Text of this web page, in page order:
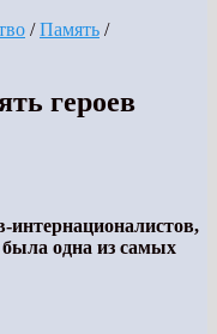
/Память /
героев
одна из самых